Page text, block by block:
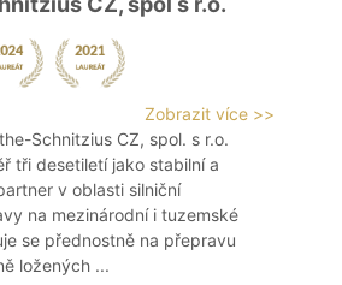
Zobrazit více >>
Schnitzius CZ, spol. s r.o.
tři desetiletí jako stabilní a
v oblasti silniční
na mezinárodní i tuzemské
se přednostně na přepravu
ložených ...